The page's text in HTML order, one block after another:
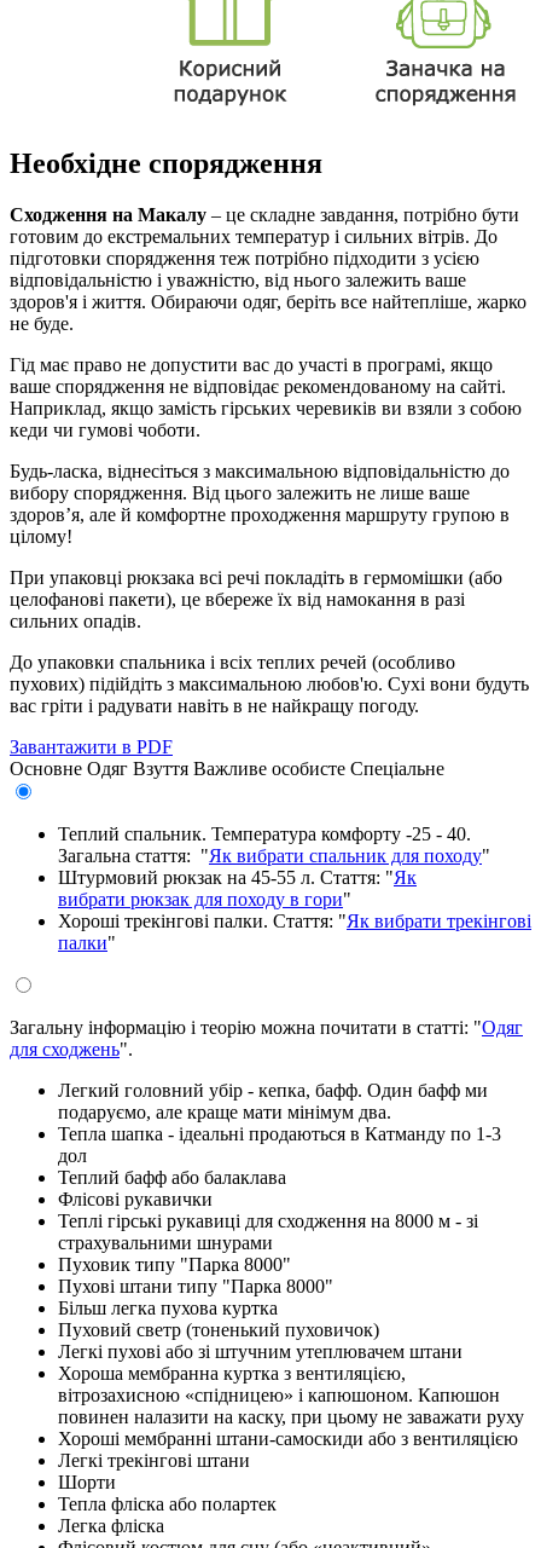
Необхідне спорядження
Сходження на Макалу – це складне завдання, потрібно бути
готовим до екстремальних температур і сильних вітрів. До
підготовки спорядження теж потрібно підходити з усією
відповідальністю і уважністю, від нього залежить ваше
здоров'я і життя. Обираючи одяг, беріть все найтепліше, жарко
не буде.
Гід має право не допустити вас до участі в програмі, якщо
ваше спорядження не відповідає рекомендованому на сайті.
Наприклад, якщо замість гірських черевиків ви взяли з собою
кеди чи гумові чоботи.
Будь-ласка, віднесіться з максимальною відповідальністю до
вибору спорядження. Від цього залежить не лише ваше
здоров’я, але й комфортне проходження маршруту групою в
цілому!
При упаковці рюкзака всі речі покладіть в гермомішки (або
целофанові пакети), це вбереже їх від намокання в разі
сильних опадів.
До упаковки спальника і всіх теплих речей (особливо
пухових) підійдіть з максимальною любов'ю. Сухі вони будуть
вас гріти і радувати навіть в не найкращу погоду.
Завантажити в PDF
Основне Одяг Взуття Важливе особисте Спеціальне
Теплий спальник. Температура комфорту -25 - 40.
Загальна стаття: "Як вибрати спальник для походу"
Штурмовий рюкзак на 45-55 л. Стаття: "Як
вибрати рюкзак для походу в гори"
Хороші трекінгові палки. Стаття: "Як вибрати трекінгові
палки"
Загальну інформацію і теорію можна почитати в статті: "Одяг
для сходжень".
Легкий головний убір - кепка, бафф. Один бафф ми
подаруємо, але краще мати мінімум два.
Тепла шапка - ідеальні продаються в Катманду по 1-3
дол
Теплий бафф або балаклава
Флісові рукавички
Теплі гірські рукавиці для сходження на 8000 м - зі
страхувальними шнурами
Пуховик типу "Парка 8000"
Пухові штани типу "Парка 8000"
Більш легка пухова куртка
Пуховий светр (тоненький пуховичок)
Легкі пухові або зі штучним утеплювачем штани
Хороша мембранна куртка з вентиляцією,
вітрозахисною «спідницею» і капюшоном. Капюшон
повинен налазити на каску, при цьому не заважати руху
Хороші мембранні штани-самоскиди або з вентиляцією
Легкі трекінгові штани
Шорти
Тепла фліска або полартек
Легка фліска